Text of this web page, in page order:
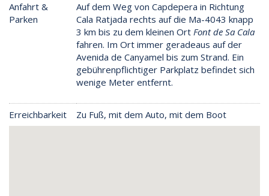
Anfahrt &
Parken
Auf dem Weg von Capdepera in Richtung
Cala Ratjada rechts auf die Ma-4043 knapp
3 km bis zu dem kleinen Ort Font de Sa Cala
fahren. Im Ort immer geradeaus auf der
Avenida de Canyamel bis zum Strand. Ein
gebührenpflichtiger Parkplatz befindet sich
wenige Meter entfernt.
Erreichbarkeit Zu Fuß, mit dem Auto, mit dem Boot